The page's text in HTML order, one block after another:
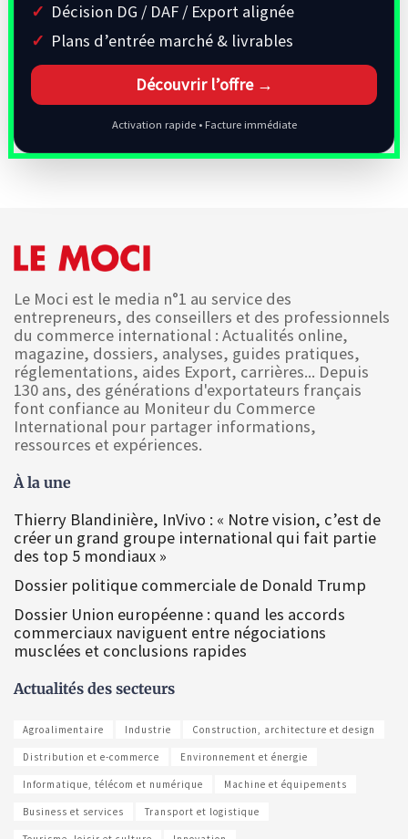
Décision DG / DAF / Export alignée
Plans d’entrée marché & livrables
Découvrir l’offre →
Activation rapide • Facture immédiate
Le Moci est le media n°1 au service des
entrepreneurs, des conseillers et des professionnels
du commerce international : Actualités online,
magazine, dossiers, analyses, guides pratiques,
réglementations, aides Export, carrières... Depuis
130 ans, des générations d'exportateurs français
font confiance au Moniteur du Commerce
International pour partager informations,
ressources et expériences.
À la une
Thierry Blandinière, InVivo : « Notre vision, c’est de
créer un grand groupe international qui fait partie
des top 5 mondiaux »
Dossier politique commerciale de Donald Trump
Dossier Union européenne : quand les accords
commerciaux naviguent entre négociations
musclées et conclusions rapides
Actualités des secteurs
Agroalimentaire Industrie Construction, architecture et design
Distribution et e-commerce Environnement et énergie
Informatique, télécom et numérique Machine et équipements
Business et services Transport et logistique